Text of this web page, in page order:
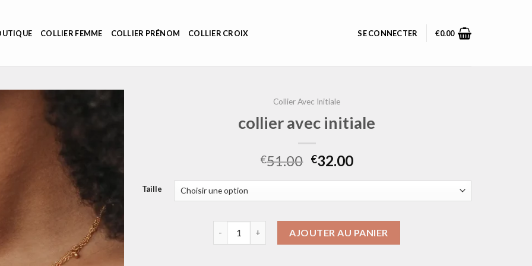
COLLIER FEMME COLLIER PRÉNOM COLLIER CROIX SE CONNECTER €0.00
Collier Avec Initiale
collier avec initiale
€51.00 €32.00
Taille
AJOUTER AU PANIER